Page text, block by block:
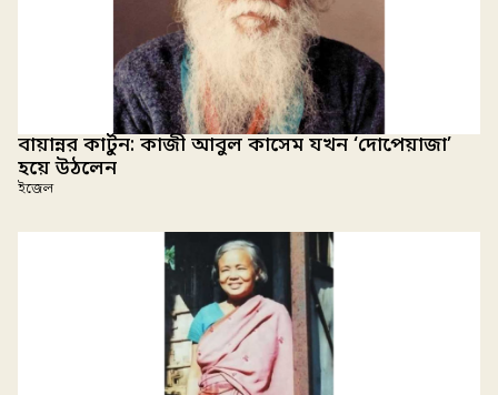
বায়ান্নর কার্টুন: কাজী আবুল কাসেম যখন ‘দোপেয়াজা’
হয়ে উঠলেন
ইজেল